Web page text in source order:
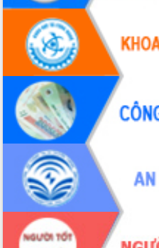
Phát động chiến dịch 30 ngày đêm
giải phóng mặt bằng Tuyến đường bộ
ven biển
Đắk Lắk nỗ lực thúc đẩy tăng trưởng
kinh tế từ 10% trở lên trong Quý
II/2026
Đắk Lắk ký kết thỏa thuận hợp tác về
chuyển đổi số giai đoạn 2026 – 2030
với Tập đoàn Bưu chính Viễn thông
Việt Nam
Thứ trưởng Bộ Y tế làm việc với tỉnh
Đắk Lắk về phát triển nhân lực y tế
cho trạm y tế cấp xã
Du lịch Đắk Lắk nâng tầm trải nghiệm
du khách thông qua Hệ thống cơ sở dữ
liệu và Bản đồ số